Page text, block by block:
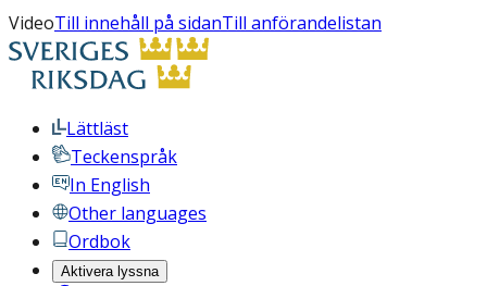
VideoTill innehåll på sidanTill anförandelistan
Lättläst
Teckenspråk
In English
Other languages
Ordbok
Aktivera lyssna